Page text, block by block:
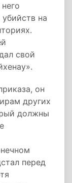
на
свой
он
других
должны
перед